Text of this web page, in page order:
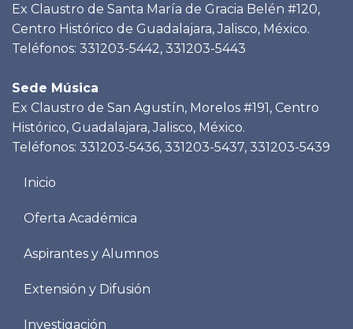
Ex Claustro de Santa María de Gracia Belén #120,
Centro Histórico de Guadalajara, Jalisco, México.
Teléfonos: 331203-5442, 331203-5443
Sede Música
Ex Claustro de San Agustín, Morelos #191, Centro
Histórico, Guadalajara, Jalisco, México.
Teléfonos: 331203-5436, 331203-5437, 331203-5439
Menu
Inicio
Oferta Académica
Aspirantes y Alumnos
Extensión y Difusión
Investigación